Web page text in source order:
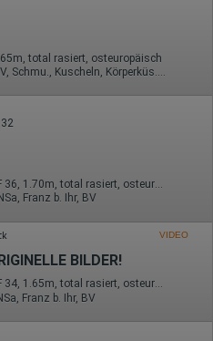
total rasiert, osteuropäisch
69, Franz b. Ihr, BV, Schmu., Kuscheln, Körperküs., DSa, DSp
23 Jahre, 70B, KF 36, 1.70m, total rasiert, osteuropäisch
Franz b. Ihr, BV
VIDEO
BILDER!
26 Jahre, 75C, KF 34, 1.65m, total rasiert, osteuropäisch
Franz b. Ihr, BV